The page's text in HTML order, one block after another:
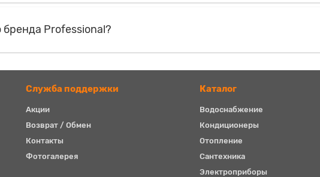
Professional?
Служба поддержки
Акции
Возврат / Обмен
Контакты
Фотогалерея
Каталог
Водоснабжение
Кондиционеры
Отопление
Сантехника
Электроприборы